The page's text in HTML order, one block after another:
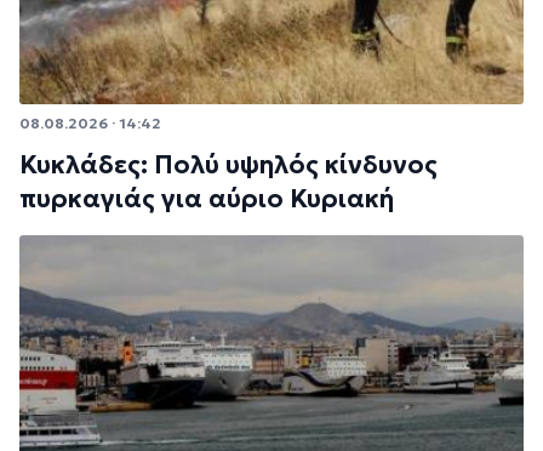
08.08.2026 · 14:42
Κυκλάδες: Πολύ υψηλός κίνδυνος
πυρκαγιάς για αύριο Κυριακή